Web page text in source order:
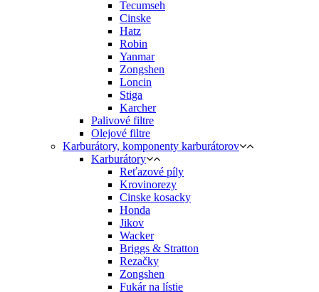
Tecumseh
Cinske
Hatz
Robin
Yanmar
Zongshen
Loncin
Stiga
Karcher
Palivové filtre
Olejové filtre
Karburátory, komponenty karburátorov
Karburátory
Reťazové píly
Krovinorezy
Cinske kosacky
Honda
Jikov
Wacker
Briggs & Stratton
Rezačky
Zongshen
Fukár na lístie